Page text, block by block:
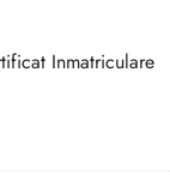
Inmatriculare